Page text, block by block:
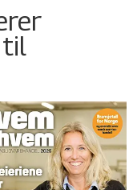
til